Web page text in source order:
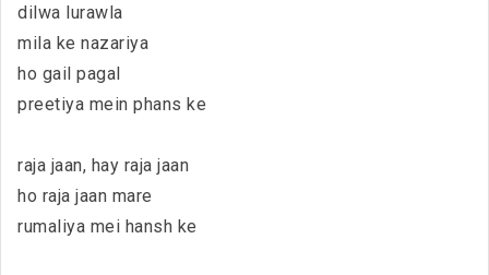
dilwa lurawla
mila ke nazariya
ho gail pagal
preetiya mein phans ke
raja jaan, hay raja jaan
ho raja jaan mare
rumaliya mei hansh ke